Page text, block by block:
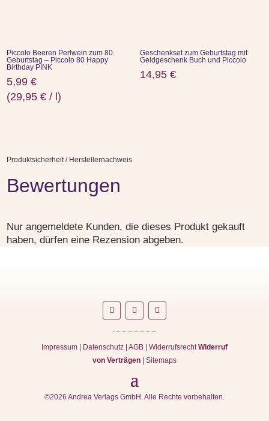
Piccolo Beeren Perlwein zum 80.
Geburtstag – Piccolo 80 Happy
Birthday PINK
5,99€
(29,95€ / l)
Geschenkset zum Geburtstag mit
Geldgeschenk Buch und Piccolo
14,95 €
Produktsicherheit / Herstellernachweis
Bewertungen
Nur angemeldete Kunden, die dieses Produkt gekauft
haben, dürfen eine Rezension abgeben.
Impressum| Datenschutz| AGB| WiderrufsrechtWiderruf
von Verträgen| Sitemaps
©2026 Andrea Verlags GmbH. Alle Rechte vorbehalten.